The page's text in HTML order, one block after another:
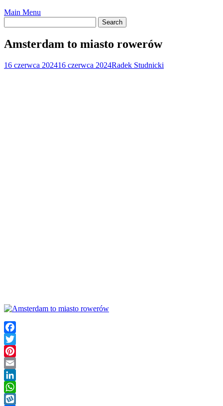
Main Menu
Amsterdam to miasto rowerów
16 czerwca 202416 czerwca 2024Radek Studnicki
Facebook
Twitter
Pinterest
Email
LinkedIn
WhatsApp